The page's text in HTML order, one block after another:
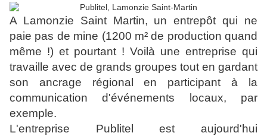
A Lamonzie Saint Martin, un entrepôt qui ne
paie pas de mine (1200 m² de production quand
même !) et pourtant ! Voilà une entreprise qui
travaille avec de grands groupes tout en gardant
son ancrage régional en participant à la
communication d'événements locaux, par
exemple.
L'entreprise Publitel est aujourd'hui